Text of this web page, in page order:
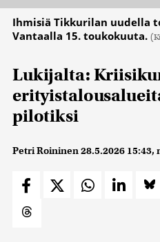
Ihmisiä Tikkurilan uudella
Vantaalla 15. toukokuuta.
Lukijalta:
pilotiksi
Petri Roininen28.5.2026 15:43,